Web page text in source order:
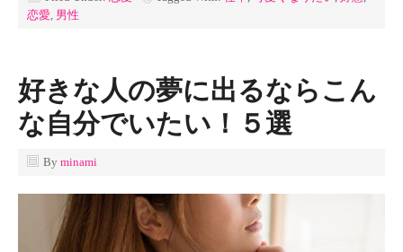
恋愛, 男性
好きな人の夢に出るならこん
な自分でいたい！５選
By minami